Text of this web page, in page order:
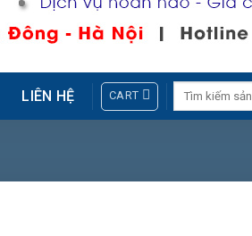
LIÊN HỆ CART
Search